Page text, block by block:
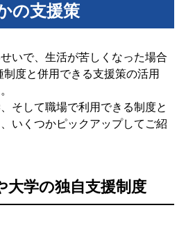
の支援策
いで、生活が苦しくなった場合
度と併用できる支援策の活用
そして職場で利用できる制度と
いくつかピックアップしてご紹
大学の独自支援制度